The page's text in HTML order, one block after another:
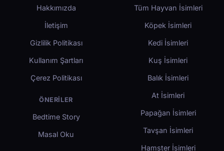
Hakkımızda
İletişim
Gizlilik Politikası
Kullanım Şartları
Çerez Politikası
ÖNERILER
Bedtime Story
Masal Oku
Tüm Hayvan İsimleri
Köpek İsimleri
Kedi İsimleri
Kuş İsimleri
Balık İsimleri
At İsimleri
Papağan İsimleri
Tavşan İsimleri
Hamster İsimleri